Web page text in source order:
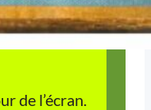
de l’écran.